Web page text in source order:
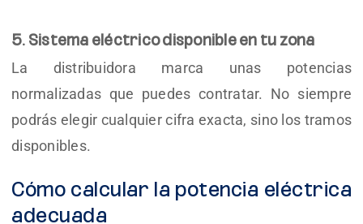
5. Sistema eléctrico disponible en tu zona
La distribuidora marca unas potencias
normalizadas que puedes contratar. No siempre
podrás elegir cualquier cifra exacta, sino los tramos
disponibles.
Cómo calcular la potencia eléctrica
adecuada